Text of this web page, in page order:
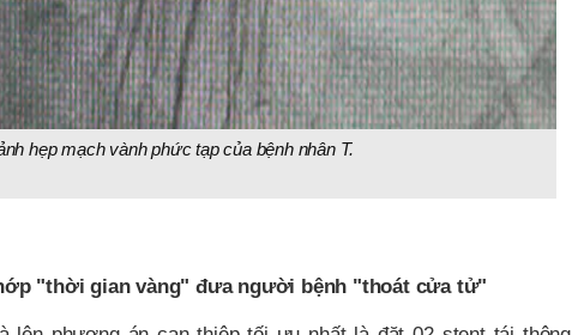
hẹp mạch vành phức tạp của bệnh nhân T.
"thời gian vàng" đưa người bệnh "thoát cửa tử"